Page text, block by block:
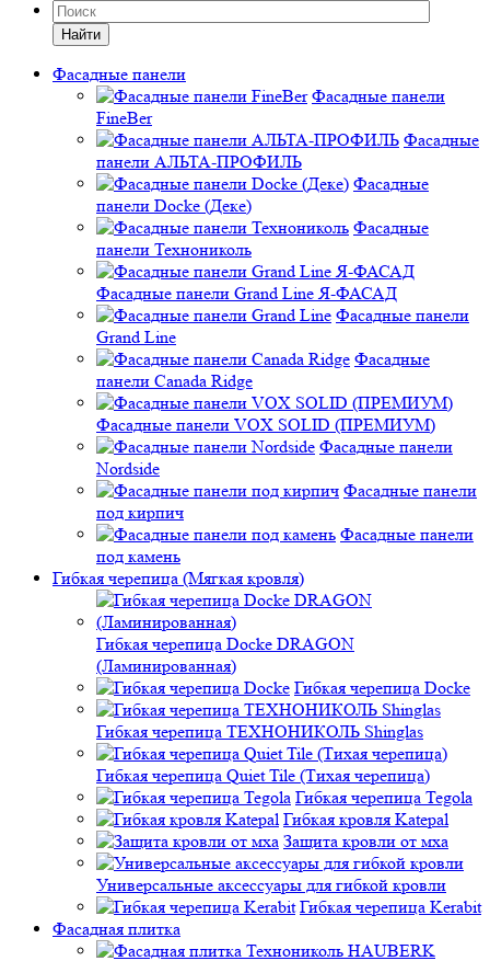
Найти
Фасадные панели
Фасадные панели
FineBer
Фасадные
панели АЛЬТА-ПРОФИЛЬ
Фасадные
панели Docke (Деке)
Фасадные
панели Технониколь
Фасадные панели Grand Line Я-ФАСАД
Фасадные панели
Grand Line
Фасадные
панели Canada Ridge
Фасадные панели VOX SOLID (ПРЕМИУМ)
Фасадные панели
Nordside
Фасадные панели
под кирпич
Фасадные панели
под камень
Гибкая черепица (Мягкая кровля)
Гибкая черепица Docke DRAGON
(Ламинированная)
Гибкая черепица Docke
Гибкая черепица ТЕХНОНИКОЛЬ Shinglas
Гибкая черепица Quiet Tile (Тихая черепица)
Гибкая черепица Tegola
Гибкая кровля Katepal
Защита кровли от мха
Универсальные аксессуары для гибкой кровли
Гибкая черепица Kerabit
Фасадная плитка